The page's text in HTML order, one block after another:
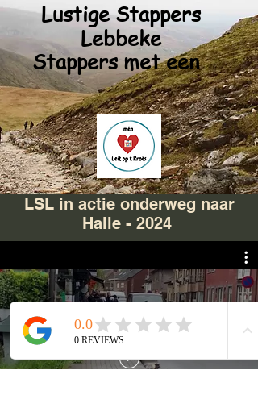
Lustige Stappers
Lebbeke
Stappers met een
LSL in actie onderweg naar
Halle - 2024
Halle8